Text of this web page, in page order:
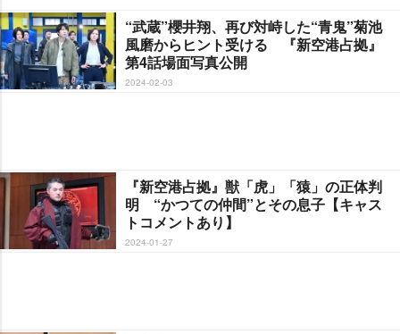
“武蔵”櫻井翔、再び対峙した“青鬼”菊池
風磨からヒント受ける 『新空港占拠』
第4話場面写真公開
2024-02-03
『新空港占拠』獣「虎」「猿」の正体判
明 “かつての仲間”とその息子【キャス
トコメントあり】
2024-01-27